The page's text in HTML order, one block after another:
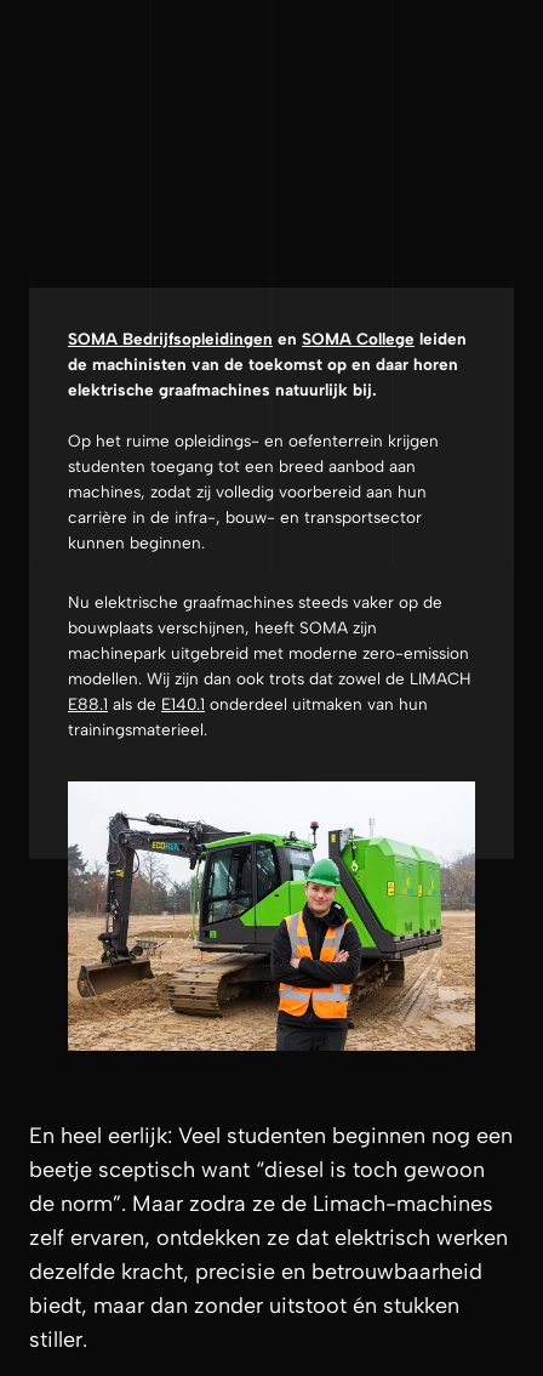
SOMA Bedrijfsopleidingen en SOMA College leiden
de machinisten van de toekomst op en daar horen
elektrische graafmachines natuurlijk bij.
Op het ruime opleidings- en oefenterrein krijgen
studenten toegang tot een breed aanbod aan
machines, zodat zij volledig voorbereid aan hun
carrière in de infra-, bouw- en transportsector
kunnen beginnen.
Nu elektrische graafmachines steeds vaker op de
bouwplaats verschijnen, heeft SOMA zijn
machinepark uitgebreid met moderne zero-emission
modellen. Wij zijn dan ook trots dat zowel de LIMACH
E88.1 als de E140.1 onderdeel uitmaken van hun
trainingsmaterieel.
En heel eerlijk: Veel studenten beginnen nog een
beetje sceptisch want “diesel is toch gewoon
de norm”. Maar zodra ze de Limach-machines
zelf ervaren, ontdekken ze dat elektrisch werken
dezelfde kracht, precisie en betrouwbaarheid
biedt, maar dan zonder uitstoot én stukken
stiller.